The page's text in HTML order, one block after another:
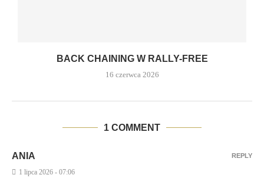
BACK CHAINING W RALLY-FREE
16 czerwca 2026
1 COMMENT
ANIA
1 lipca 2026 - 07:06
REPLY